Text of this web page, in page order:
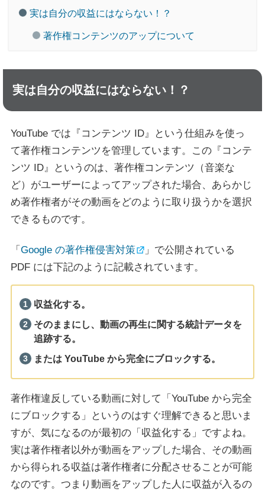
実は自分の収益にはならない！？
著作権コンテンツのアップについて
実は自分の収益にはならない！？
YouTube では『コンテンツ ID』という仕組みを使っ
て著作権コンテンツを管理しています。この『コンテ
ンツ ID』というのは、著作権コンテンツ（音楽な
ど）がユーザーによってアップされた場合、あらかじ
め著作権者がその動画をどのように取り扱うかを選択
できるものです。
「 Google の著作権侵害対策
」で公開されている
PDF には下記のように記載されています。
収益化する。
そのままにし、動画の再生に関する統計データを
追跡する。
または YouTube から完全にブロックする。
著作権違反している動画に対して「YouTube から完全
にブロックする」というのはすぐ理解できると思いま
すが、気になるのが最初の「収益化する」ですよね。
実は著作権者以外が動画をアップした場合、その動画
から得られる収益は著作権者に分配させることが可能
なのです。つまり動画をアップした人に収益が入るの